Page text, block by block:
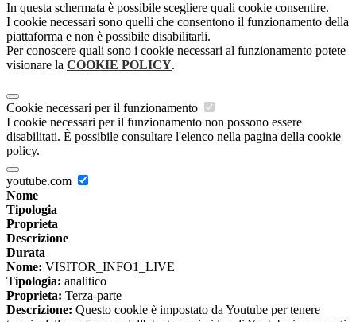
In questa schermata è possibile scegliere quali cookie consentire.
I cookie necessari sono quelli che consentono il funzionamento della
piattaforma e non è possibile disabilitarli.
Per conoscere quali sono i cookie necessari al funzionamento potete
visionare la COOKIE POLICY.
Cookie necessari per il funzionamento
I cookie necessari per il funzionamento non possono essere
disabilitati. È possibile consultare l'elenco nella pagina della cookie
policy.
youtube.com
Nome
Tipologia
Proprieta
Descrizione
Durata
Nome: VISITOR_INFO1_LIVE
Tipologia: analitico
Proprieta: Terza-parte
Descrizione: Questo cookie è impostato da Youtube per tenere